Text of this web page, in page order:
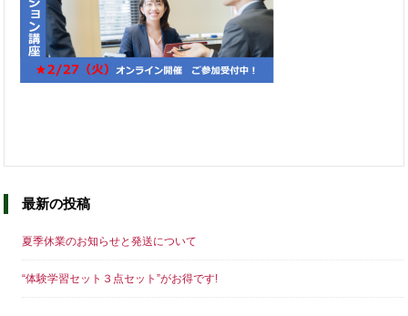
最新の投稿
夏季休業のお知らせと発送について
“体験学習セット３点セット”がお得です!